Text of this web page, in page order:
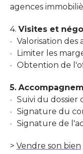
agences
4. Visites et
Valorisation des
Limiter les
Obtention de
5.
Suivi du dossier
Signature du
Signature de
> Vendre son bien